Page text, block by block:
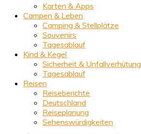
Karten & Apps
Campen & Leben
Camping & Stellplätze
Souvenirs
Tagesablauf
Kind & Kegel
Sicherheit & Unfallverhütung
Tagesablauf
Reisen
Reiseberichte
Deutschland
Reiseplanung
Sehenswürdigkeiten